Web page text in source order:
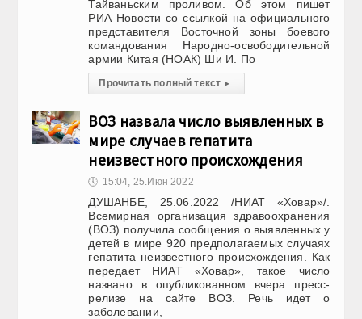
Тайваньским проливом. Об этом пишет
РИА Новости со ссылкой на официального
представителя Восточной зоны боевого
командования Народно-освободительной
армии Китая (НОАК) Ши И. По
Прочитать полный текст ▸
ВОЗ назвала число выявленных в
мире случаев гепатита
неизвестного происхождения
🕔 15:04, 25.Июн 2022
ДУШАНБЕ, 25.06.2022 /НИАТ «Ховар»/.
Всемирная организация здравоохранения
(ВОЗ) получила сообщения о выявленных у
детей в мире 920 предполагаемых случаях
гепатита неизвестного происхождения. Как
передает НИАТ «Ховар», такое число
названо в опубликованном вчера пресс-
релизе на сайте ВОЗ. Речь идет о
заболевании,